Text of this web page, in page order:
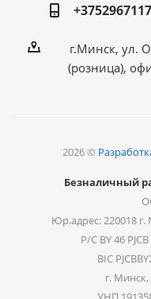
г.Минск, ул.
(розница),
2026 ©
Безналичный
Юр.адрес: 220018 г.
Р/С BY 46
BIC
г.